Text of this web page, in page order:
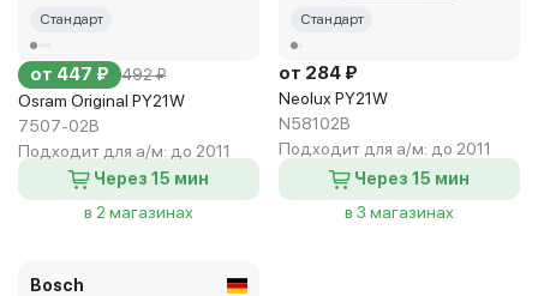
Стандарт
от 447 ₽ 492 ₽
Osram Original PY21W
7507-02B
Подходит для а/м: до 2011
Через 15 мин
в 2 магазинах
Стандарт
от 284 ₽
Neolux PY21W
N58102B
Подходит для а/м: до 2011
Через 15 мин
в 3 магазинах
Bosch